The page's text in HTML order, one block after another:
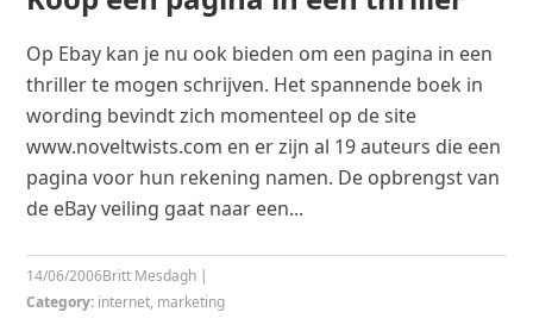
Op Ebay kan je nu ook bieden om een pagina in een
thriller te mogen schrijven. Het spannende boek in
wording bevindt zich momenteel op de site
www.noveltwists.com en er zijn al 19 auteurs die een
pagina voor hun rekening namen. De opbrengst van
de eBay veiling gaat naar een...
Britt Mesdagh |
14/06/2006
Category: internet, marketing